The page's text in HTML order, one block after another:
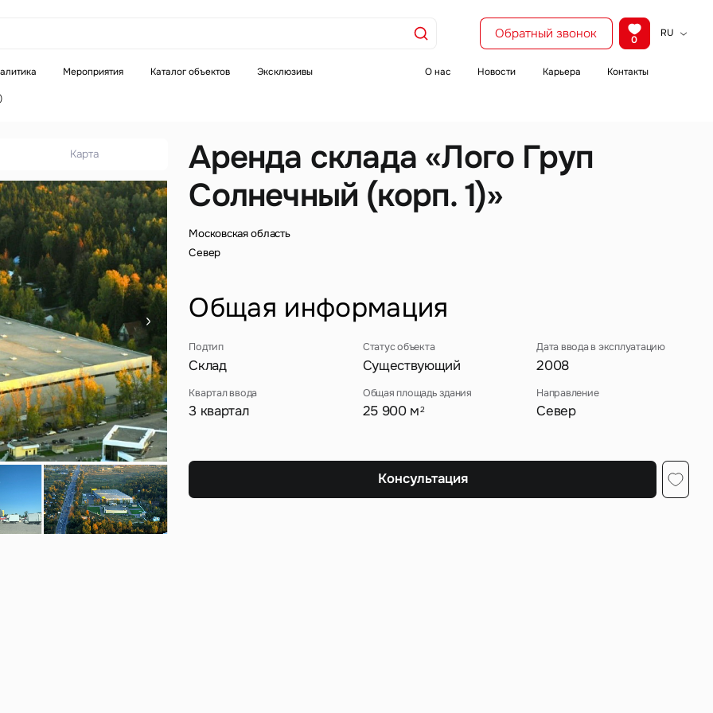
Обратный звонок 0
RU
Мероприятия Каталог объектов Эксклюзивы О нас Новости Карьера Контакты
Аренда склада «Лого Груп
Солнечный (корп. 1)»
Московская область
Север
Общая информация
Подтип
Склад
Статус объекта
Существующий
Дата ввода в эксплуатацию
2008
Квартал ввода
3 квартал
Общая площадь здания
25 900 м2
Направление
Север
Консультация
Карта
звонок
поле
неверный формат
Это обязательное поле
Введен неверный формат
поле
неверный формат
Сейчас
Отправить
на кнопку «Отправить», вы даете свое согласие на обработку и использование ваших